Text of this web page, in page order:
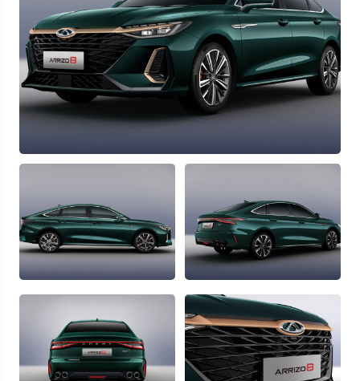
Узнать выгоду
Отправляя данную форму Вы даетесогласие на обработкусвоих
персональных данных